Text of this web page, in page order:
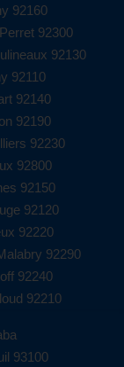
92160
92300
92130
92110
92140
92190
92230
92800
92150
92120
92220
92290
92240
92210
93100